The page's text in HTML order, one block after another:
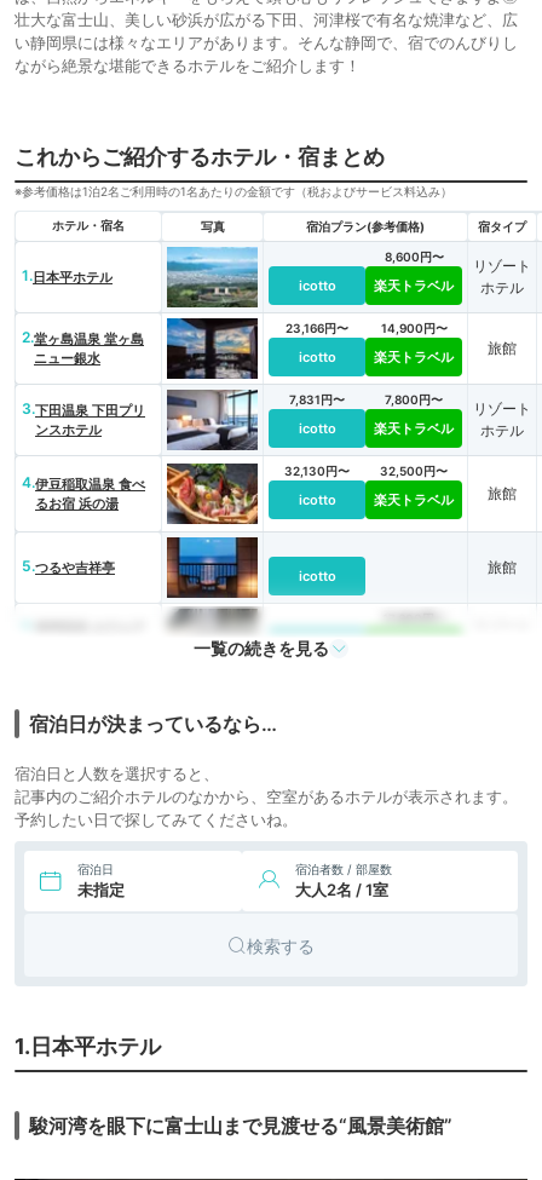
壮大な富士山、美しい砂浜が広がる下田、河津桜で有名な焼津など、広
い静岡県には様々なエリアがあります。そんな静岡で、宿でのんびりし
ながら絶景な堪能できるホテルをご紹介します！
これからご紹介するホテル・宿まとめ
※参考価格は1泊2名ご利用時の1名あたりの金額です（税およびサービス料込み）
ホテル・宿名 写真 宿泊プラン(参考価格) 宿タイプ
1.日本平ホテル icotto
8,600円〜
楽天トラベル
リゾート
ホテル
2.堂ヶ島温泉 堂ヶ島
ニュー銀水
23,166円〜
icotto
14,900円〜
楽天トラベル 旅館
3.下田温泉 下田プリ
ンスホテル
7,831円〜
icotto
7,800円〜
楽天トラベル
リゾート
ホテル
4.伊豆稲取温泉 食べ
るお宿 浜の湯
32,130円〜
icotto
32,500円〜
楽天トラベル 旅館
5.つるや吉祥亭 icotto 旅館
icotto
アム富士御殿場
一覧の続きを見る
宿泊日が決まっているなら…
宿泊日と人数を選択すると、
記事内のご紹介ホテルのなかから、空室があるホテルが表示されます。
予約したい日で探してみてくださいね。
宿泊日
未指定
宿泊者数 / 部屋数
大人2名 / 1室
検索する
1.日本平ホテル
駿河湾を眼下に富士山まで見渡せる“風景美術館”